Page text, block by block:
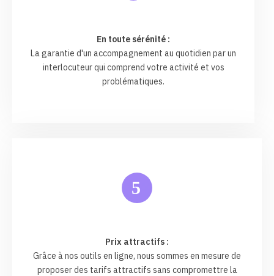
En toute sérénité :
La garantie d'un accompagnement au quotidien par un
interlocuteur qui comprend votre activité et vos
problématiques.
5
Prix attractifs :
Grâce à nos outils en ligne, nous sommes en mesure de
proposer des tarifs attractifs sans compromettre la